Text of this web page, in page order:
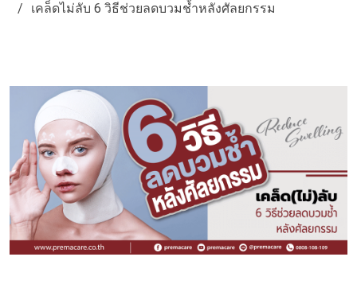
เคล็ดไม่ลับ 6 วิธีช่วยลดบวมช้ำหลังศัลยกรรม